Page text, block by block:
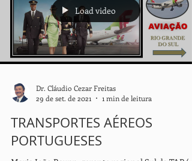
Load video
29 de set. de 2021
1 min de leitura
TRANSPORTES AÉREOS